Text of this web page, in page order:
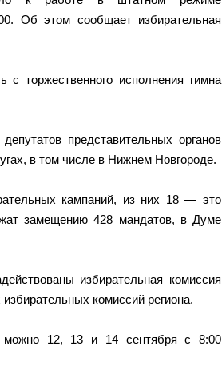
Об этом сообщает избирательная
с торжественного исполнения гимна
представительных органов
в том числе в Нижнем Новгороде.
кампаний, из них 18 — это
замещению 428 мандатов, в Думе
избирательная комиссия
комиссий региона.
можно 12, 13 и 14 сентября с 8:00